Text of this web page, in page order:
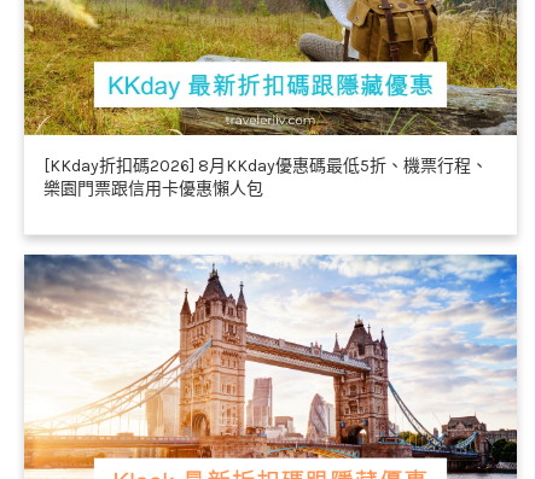
[KKday折扣碼2026] 8月KKday優惠碼最低5折、機票行程、
樂園門票跟信用卡優惠懶人包